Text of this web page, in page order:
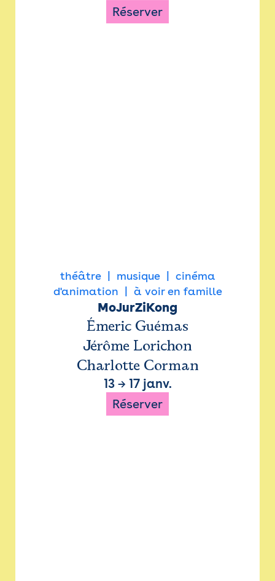
Réserver
théâtre musique
cinéma
d'animation
à voir en famille
MoJurZiKong
Émeric Guémas
Jérôme Lorichon
Charlotte Corman
13→ 17 janv.
Réserver